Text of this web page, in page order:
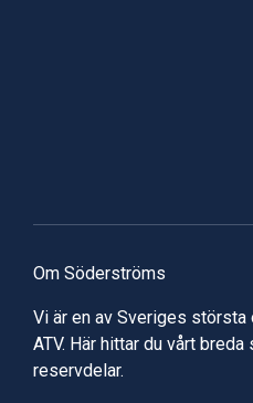
Om Söderströms
Vi är en av Sveriges
ATV. Här hittar du vårt
reservdelar.